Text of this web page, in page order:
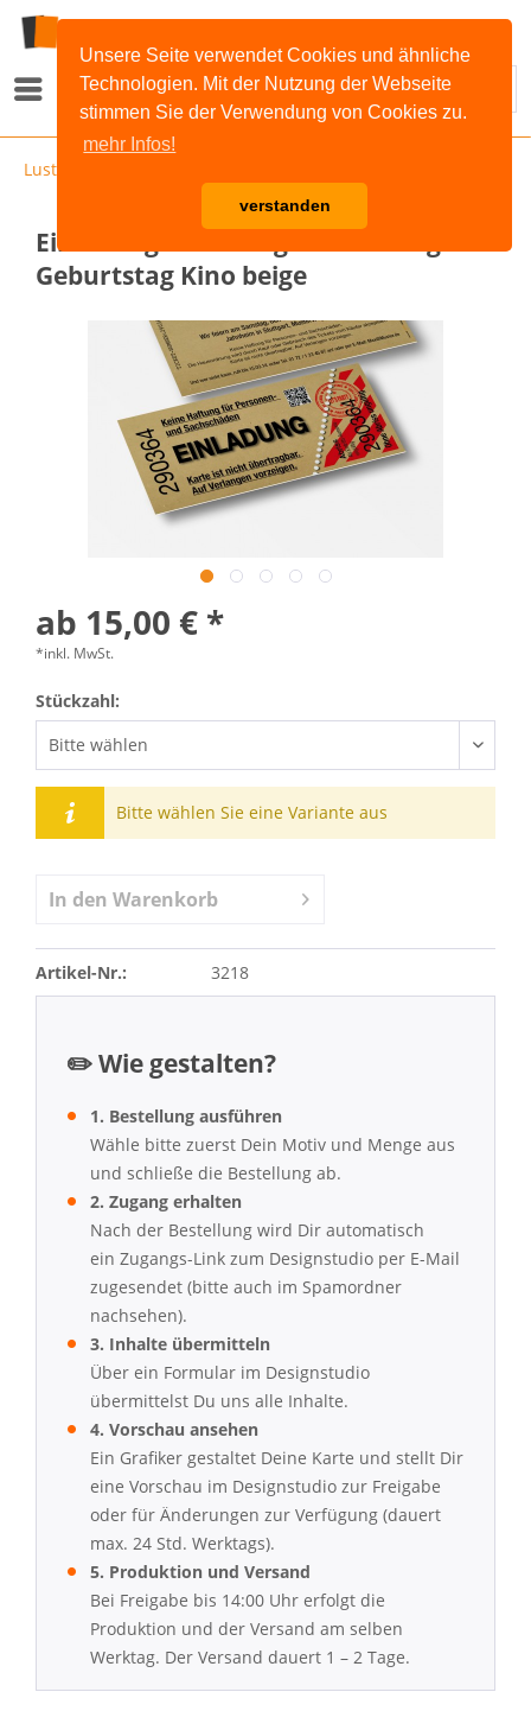
Unsere Seite verwendet Cookies und ähnliche
Technologien. Mit der Nutzung der Webseite
stimmen Sie der Verwendung von Cookies zu.
mehr Infos!
verstanden
Menü
Lustige Einladungen
Einladung Einladungskarte lustig
Geburtstag Kino beige
ab 15,00 € *
*inkl. MwSt.
Stückzahl:
Bitte wählen Sie eine Variante aus
In den Warenkorb
Artikel-Nr.: 3218
✏️ Wie gestalten?
1. Bestellung ausführen
Wähle bitte zuerst Dein Motiv und Menge aus
und schließe die Bestellung ab.
2. Zugang erhalten
Nach der Bestellung wird Dir automatisch
ein Zugangs-Link zum Designstudio per E-Mail
zugesendet (bitte auch im Spamordner
nachsehen).
3. Inhalte übermitteln
Über ein Formular im Designstudio
übermittelst Du uns alle Inhalte.
4. Vorschau ansehen
Ein Grafiker gestaltet Deine Karte und stellt Dir
eine Vorschau im Designstudio zur Freigabe
oder für Änderungen zur Verfügung (dauert
max. 24 Std. Werktags).
5. Produktion und Versand
Bei Freigabe bis 14:00 Uhr erfolgt die
Produktion und der Versand am selben
Werktag. Der Versand dauert 1 – 2 Tage.